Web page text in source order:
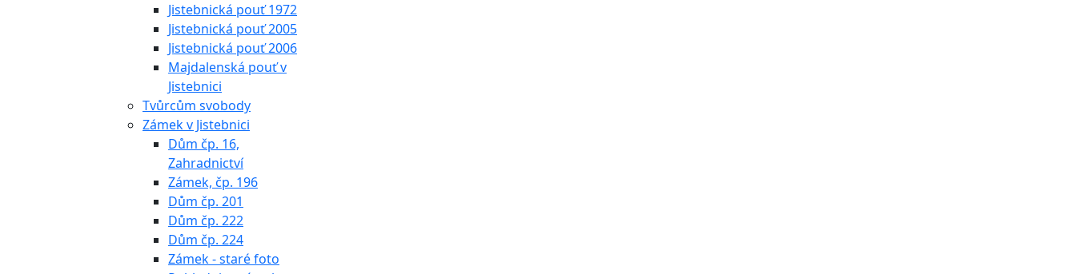
Jistebnická pouť 1972
Jistebnická pouť 2005
Jistebnická pouť 2006
Majdalenská pouť v
Jistebnici
Tvůrcům svobody
Zámek v Jistebnici
Dům čp. 16,
Zahradnictví
Zámek, čp. 196
Dům čp. 201
Dům čp. 222
Dům čp. 224
Zámek - staré foto